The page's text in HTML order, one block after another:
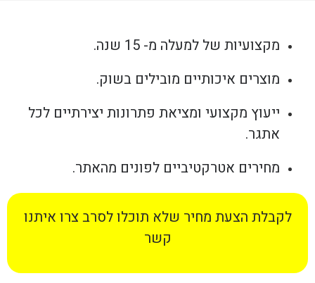
מקצועיות של למעלה מ- 15 שנה.
מוצרים איכותיים מובילים בשוק.
ייעוץ מקצועי ומציאת פתרונות יצירתיים לכל
אתגר.
מחירים אטרקטיביים לפונים מהאתר.
לקבלת הצעת מחיר שלא תוכלו לסרב צרו איתנו
קשר